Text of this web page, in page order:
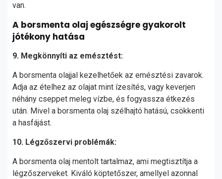
van.
A borsmenta olaj egészségre gyakorolt
jótékony hatása
9. Megkönnyíti az emésztést:
A borsmenta olajjal kezelhetőek az emésztési zavarok.
Adja az ételhez az olajat mint ízesítés, vagy keverjen
néhány cseppet meleg vízbe, és fogyassza étkezés
után. Mivel a borsmenta olaj szélhajtó hatású, csökkenti
a hasfájást.
10. Légzőszervi problémák:
A borsmenta olaj mentolt tartalmaz, ami megtisztítja a
légzőszerveket. Kiváló köptetőszer, amellyel azonnal